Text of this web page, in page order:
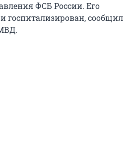
ФСБ России. Его
госпитализирован, сообщил